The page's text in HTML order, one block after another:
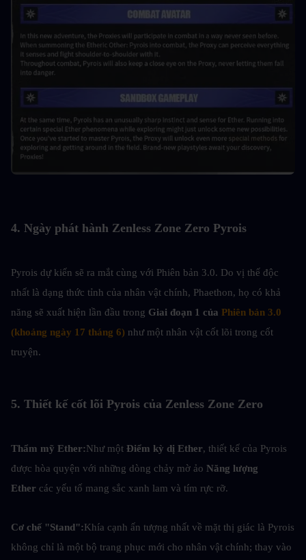
4. Ngày phát hành Zenless Zone Zero Pyrois
Pyrois dự kiến sẽ ra mắt cùng với Phiên bản 3.0. Do vị thế độc
nhất là dạng thức tỉnh của nhân vật chính, Phaethon, họ có khả
năng sẽ xuất hiện lần đầu trong Giai đoạn 1 của Phiên bản 3.0
(khoảng ngày 17 tháng 6) như một nhân vật cốt lõi trong cốt
truyện.
5. Thiết kế cốt lõi Pyrois của Zenless Zone Zero
Thẩm mỹ Ether:Như một Điểm kỳ dị Ether, thiết kế của Pyrois
được hòa quyện với những dòng chảy mờ ảo Năng lượng
Ether các yếu tố mang sắc xanh lam và tím rực rỡ.
Cơ chế "Stand":Khía cạnh ấn tượng nhất về mặt thị giác là Pyrois
không chỉ là một bộ trang phục mới cho nhân vật chính; thay vào